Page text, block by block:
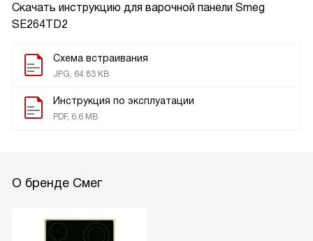
Скачать инструкцию для варочной панели Smeg
SE264TD2
Схема встраивания
JPG, 64.83 KB
Инструкция по эксплуатации
PDF, 6.6 MB
О бренде Смег